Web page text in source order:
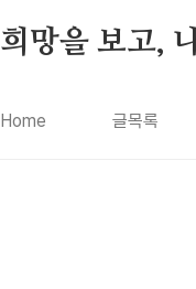
희망을 보고,
Home 글목록